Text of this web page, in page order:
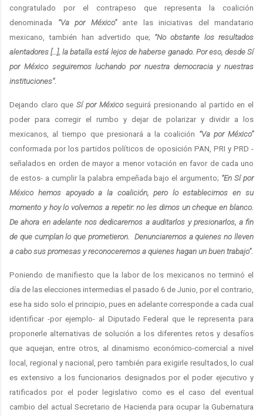
congratulado por el contrapeso que representa la coalición
denominada “Va por México”ante las iniciativas del mandatario
mexicano, también han advertido que; “No obstante los resultados
alentadores […], la batalla está lejos de haberse ganado. Por eso, desde Sí
por México seguiremos luchando por nuestra democracia y nuestras
instituciones”.
Dejando claro queSí por Méxicoseguirá presionando al partido en el
poder para corregir el rumbo y dejar de polarizar y dividir a los
mexicanos, al tiempo que presionará a la coalición “Va por México”
conformada por los partidos políticos de oposición PAN, PRI y PRD -
señalados en orden de mayor a menor votación en favor de cada uno
de estos- a cumplir la palabra empeñada bajo el argumento; “En Sí por
México hemos apoyado a la coalición, pero lo establecimos en su
momento y hoy lo volvemos a repetir: no les dimos un cheque en blanco.
De ahora en adelante nos dedicaremos a auditarlos y presionarlos, a fin
de que cumplan lo que prometieron. Denunciaremos a quienes no lleven
a cabo sus promesas y reconoceremos a quienes hagan un buen trabajo”.
Poniendo de manifiesto que la labor de los mexicanos no terminó el
día de las elecciones intermedias el pasado 6 de Junio, por el contrario,
ese ha sido solo el principio, pues en adelante corresponde a cada cual
identificar -por ejemplo- al Diputado Federal que le representa para
proponerle alternativas de solución a los diferentes retos y desafíos
que aquejan, entre otros, al dinamismo económico-comercial a nivel
local, regional y nacional, pero también para exigirle resultados, lo cual
es extensivo a los funcionarios designados por el poder ejecutivo y
ratificados por el poder legislativo como es el caso del eventual
cambio del actual Secretario de Hacienda para ocupar la Gubernatura